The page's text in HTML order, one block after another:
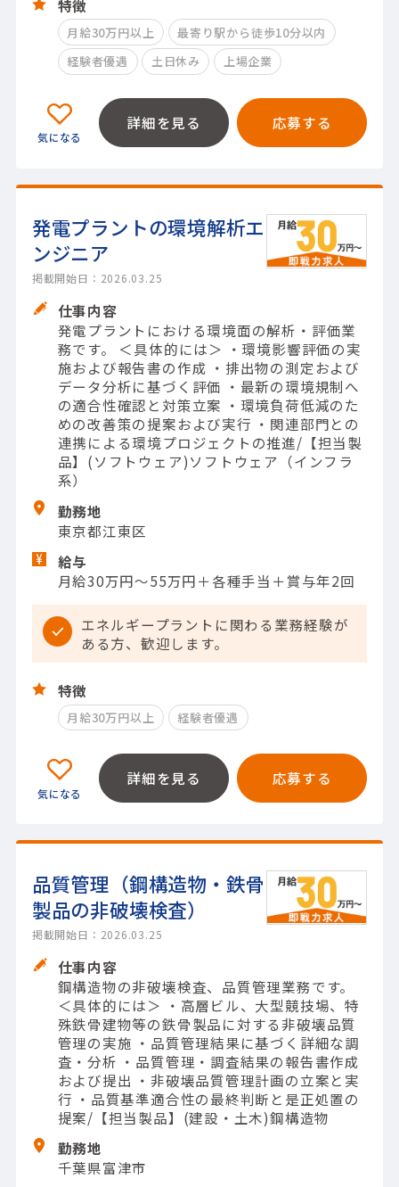
特徴
月給30万円以上
最寄り駅から徒歩10分以内
経験者優遇
土日休み 上場企業
詳細を見る 応募する
発電プラントの環境解析エ
ンジニア
掲載開始日：2026.03.25
仕事内容
発電プラントにおける環境面の解析・評価業
務です。 ＜具体的には＞ ・環境影響評価の実
施および報告書の作成 ・排出物の測定および
データ分析に基づく評価 ・最新の環境規制へ
の適合性確認と対策立案 ・環境負荷低減のた
めの改善策の提案および実行 ・関連部門との
連携による環境プロジェクトの推進/【担当製
品】(ソフトウェア)ソフトウェア（インフラ
系）
勤務地
東京都江東区
給与
月給30万円～55万円＋各種手当＋賞与年2回
エネルギープラントに関わる業務経験が
ある方、歓迎します。
特徴
月給30万円以上 経験者優遇
詳細を見る 応募する
品質管理（鋼構造物・鉄骨
製品の非破壊検査）
掲載開始日：2026.03.25
仕事内容
鋼構造物の非破壊検査、品質管理業務です。
＜具体的には＞ ・高層ビル、大型競技場、特
殊鉄骨建物等の鉄骨製品に対する非破壊品質
管理の実施 ・品質管理結果に基づく詳細な調
査・分析 ・品質管理・調査結果の報告書作成
および提出 ・非破壊品質管理計画の立案と実
行 ・品質基準適合性の最終判断と是正処置の
提案/【担当製品】(建設・土木)鋼構造物
勤務地
千葉県富津市